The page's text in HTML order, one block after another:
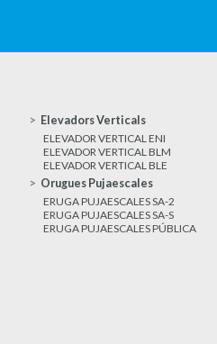
Elevadors Verticals
ELEVADOR VERTICAL ENI
ELEVADOR VERTICAL BLM
ELEVADOR VERTICAL BLE
Orugues Pujaescales
ERUGA PUJAESCALES SA-2
ERUGA PUJAESCALES SA-S
ERUGA PUJAESCALES PÚBLICA